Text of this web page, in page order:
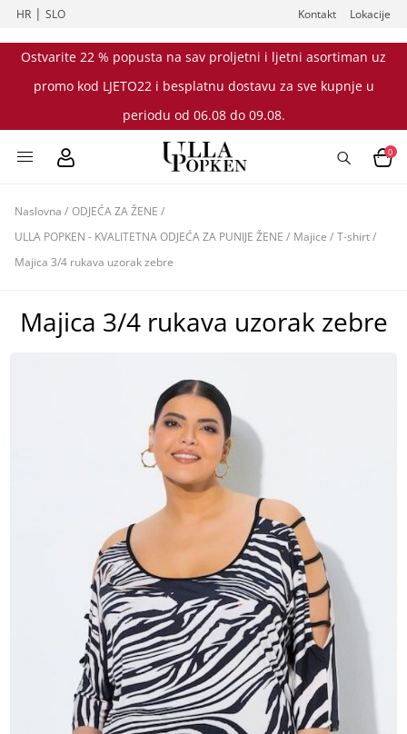
HR |SLO Kontakt Lokacije
Ostvarite 22 % popusta na sav proljetni i ljetni asortiman uz
promo kod LJETO22 i besplatnu dostavu za sve kupnje u
periodu od 06.08 do 09.08.
0
Naslovna / ODJEĆA ZA ŽENE /
ULLA POPKEN - KVALITETNA ODJEĆA ZA PUNIJE ŽENE / Majice / T-shirt/
Majica 3/4 rukava uzorak zebre
Majica 3/4 rukava uzorak zebre